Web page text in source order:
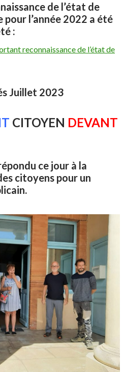
de l’état de
l’année 2022 a été
:
reconnaissance de l’état de
Juillet 2023
CITOYEN DEVANT
ce jour à la
citoyens pour un